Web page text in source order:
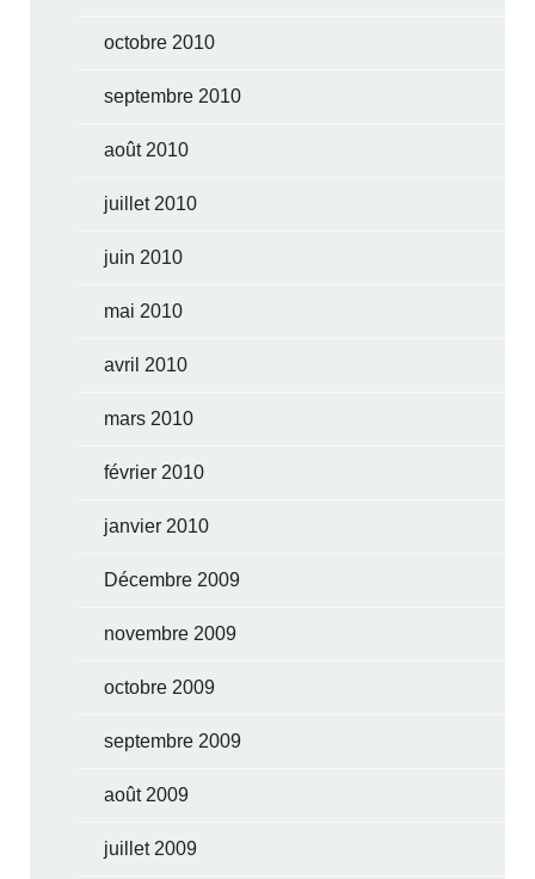
octobre 2010
septembre 2010
août 2010
juillet 2010
juin 2010
mai 2010
avril 2010
mars 2010
février 2010
janvier 2010
Décembre 2009
novembre 2009
octobre 2009
septembre 2009
août 2009
juillet 2009